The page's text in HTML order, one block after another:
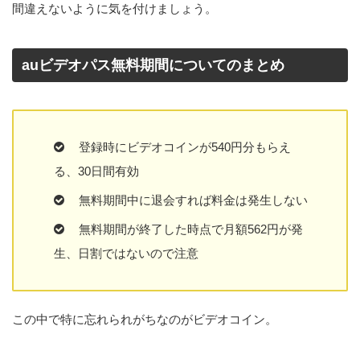
間違えないように気を付けましょう。
auビデオパス無料期間についてのまとめ
登録時にビデオコインが540円分もらえ
る、30日間有効
無料期間中に退会すれば料金は発生しない
無料期間が終了した時点で月額562円が発
生、日割ではないので注意
この中で特に忘れられがちなのがビデオコイン。